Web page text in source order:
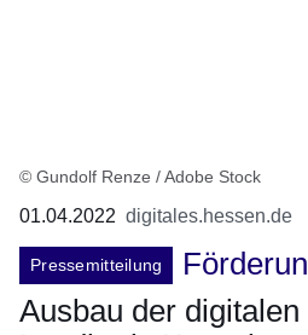
© Gundolf Renze / Adobe Stock
01.04.2022 digitales.hessen.de
Pressemitteilung
Ausbau der